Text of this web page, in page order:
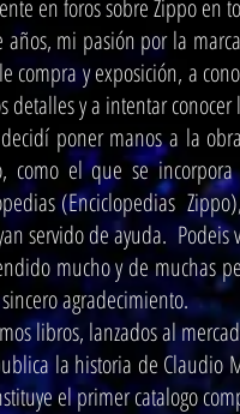
en foros sobre Zippo en
años, mi pasión por la
compra y exposición, a
detalles y a intentar
poner manos a la
como el que se
(Enciclopedias
servido de ayuda.
mucho y de muchas
agradecimiento.
libros, lanzados al
la historia de Claudio
el primer catalogo